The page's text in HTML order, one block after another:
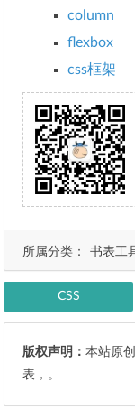
所属分类： 书表工
column
flexbox
css框架
CSS
版权声明：本站原
表，。